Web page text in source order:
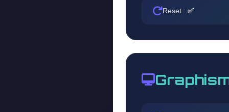
Reset : ✅